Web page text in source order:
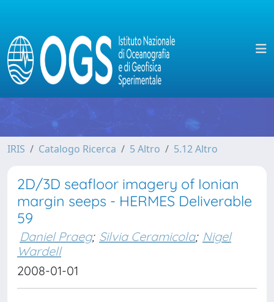
IRIS Catalogo Ricerca 5 Altro 5.12 Altro
2D/3D seafloor imagery of Ionian
margin seeps - HERMES Deliverable
59
Daniel Praeg; Silvia Ceramicola; Nigel
Wardell
2008-01-01